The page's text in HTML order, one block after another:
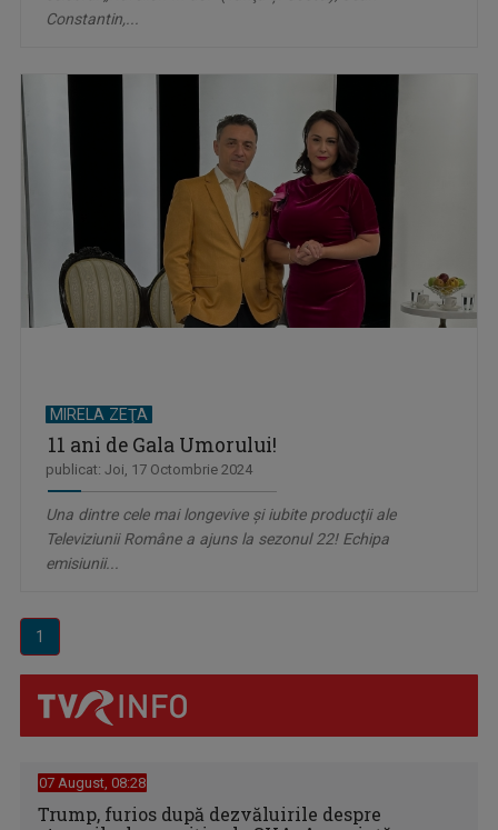
Constantin,...
MIRELA ZEŢA
11 ani de Gala Umorului!
publicat: Joi, 17 Octombrie 2024
Una dintre cele mai longevive şi iubite producţii ale
Televiziunii Române a ajuns la sezonul 22! Echipa
emisiunii...
1
07 August, 08:28
Trump, furios după dezvăluirile despre